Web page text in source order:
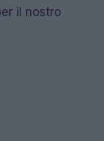
il nostro